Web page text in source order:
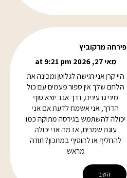
פירחה מרקוביץ
מאי 27, 2026 at 9:21 pm
היי קרן אני רגישה לגלוטן ומכינה את
הלחם שלך אין ספור פעמים עם כול
מיני גרעינים, דרך אגב יוצא סוף
הדרך, אני אשמח לדעת אם אני
יכולה להשתמש בגירסה מתוקה כמו
עוגת שמרים, אז מה אני יכולה
להחליף או להוסיף במתכון? תודה
מראש
השב